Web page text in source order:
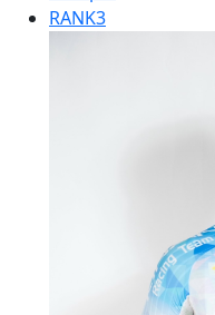
RANK3